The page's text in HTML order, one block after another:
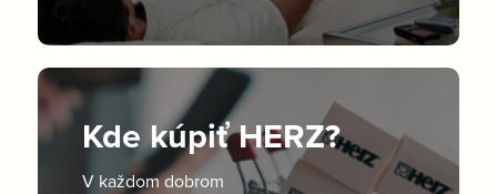
Kde kúpiť HERZ?
V každom dobrom